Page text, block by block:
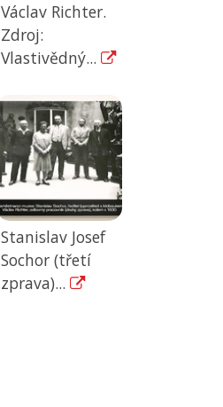
Václav Richter.
Zdroj:
Vlastivědný...
Stanislav Josef
Sochor (třetí
zprava)...